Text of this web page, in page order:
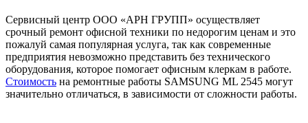
Сервисный центр ООО «АРН ГРУПП» осуществляет
срочный ремонт офисной техники по недорогим ценам и это
пожалуй самая популярная услуга, так как современные
предприятия невозможно представить без технического
оборудования, которое помогает офисным клеркам в работе.
Стоимость на ремонтные работы SAMSUNG ML 2545 могут
значительно отличаться, в зависимости от сложности работы.